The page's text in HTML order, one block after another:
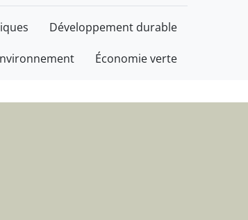
Développement durable
Économie verte